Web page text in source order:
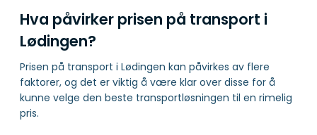
Hva påvirker prisen på transport i
Lødingen?
Prisen på transport i Lødingen kan påvirkes av flere
faktorer, og det er viktig å være klar over disse for å
kunne velge den beste transportløsningen til en rimelig
pris.